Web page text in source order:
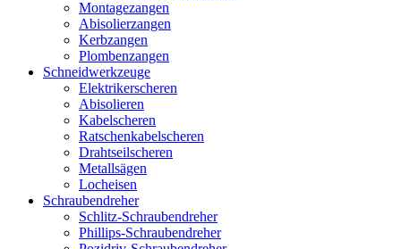
Montagezangen
Abisolierzangen
Kerbzangen
Plombenzangen
Schneidwerkzeuge
Elektrikerscheren
Abisolieren
Kabelscheren
Ratschenkabelscheren
Drahtseilscheren
Metallsägen
Locheisen
Schraubendreher
Schlitz-Schraubendreher
Phillips-Schraubendreher